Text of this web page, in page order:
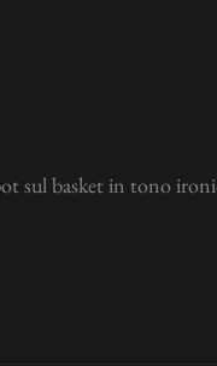
sul basket in tono